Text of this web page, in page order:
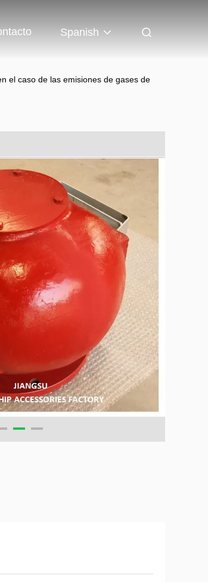
Spanish
el caso de las emisiones de gases de